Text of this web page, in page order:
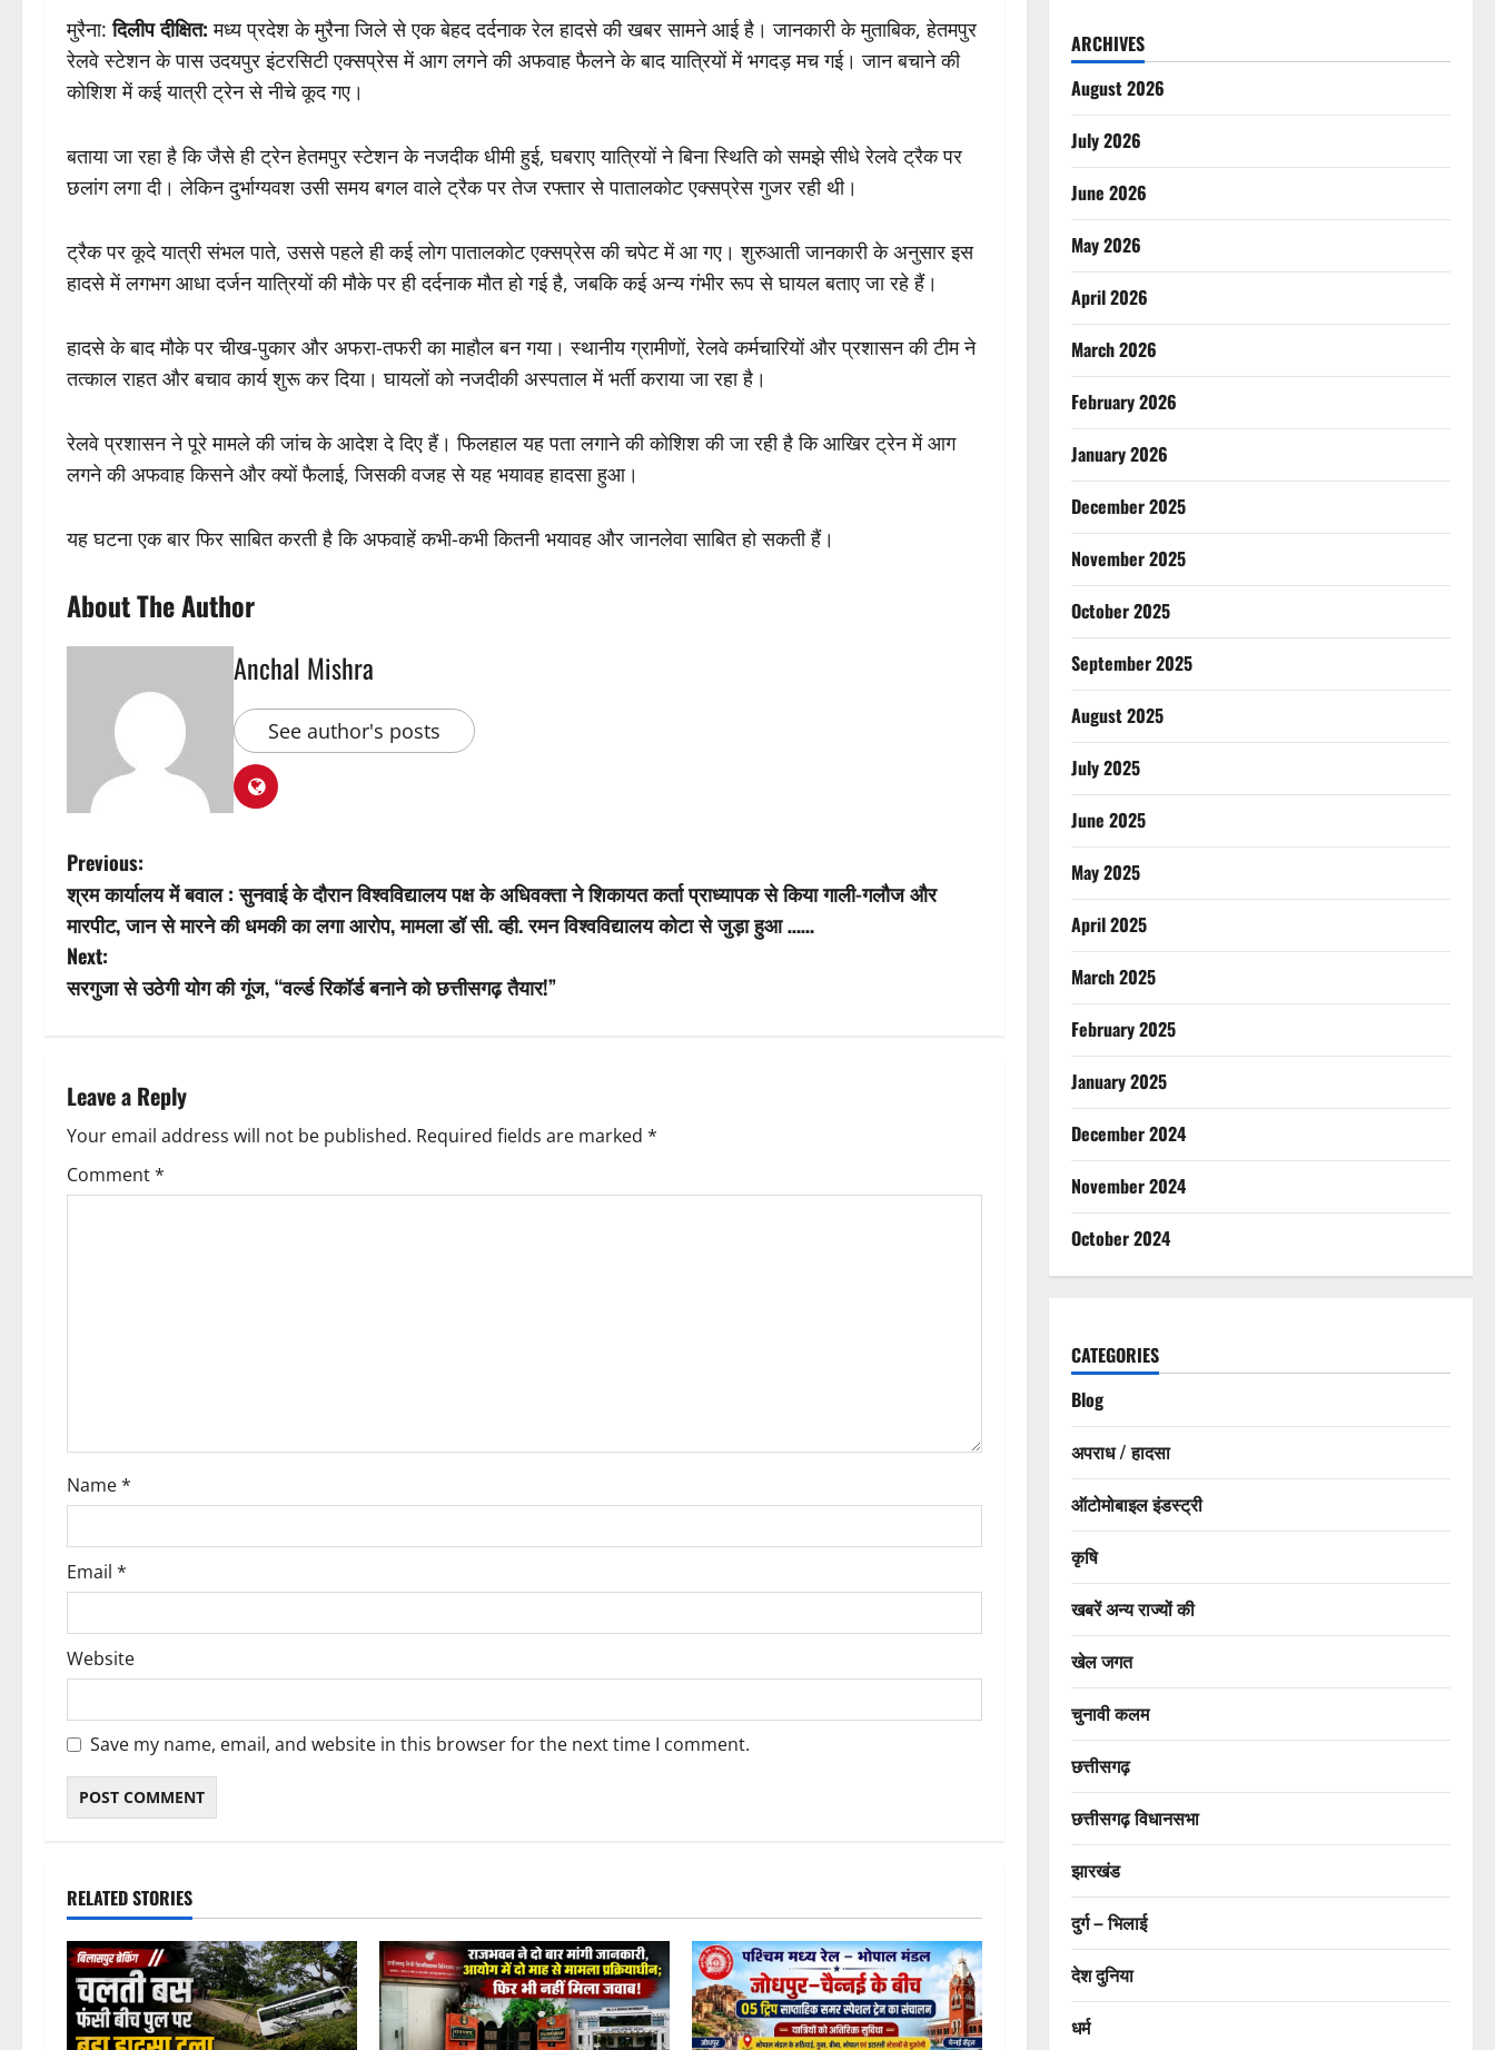
मुरैना:दिलीप दीक्षित: मध्य प्रदेश के मुरैना जिले से एक बेहद दर्दनाक रेल हादसे की खबर सामने आई है। जानकारी के मुताबिक, हेतमपुर
रेलवे स्टेशन के पास उदयपुर इंटरसिटी एक्सप्रेस में आग लगने की अफवाह फैलने के बाद यात्रियों में भगदड़ मच गई। जान बचाने की
कोशिश में कई यात्री ट्रेन से नीचे कूद गए।
बताया जा रहा है कि जैसे ही ट्रेन हेतमपुर स्टेशन के नजदीक धीमी हुई, घबराए यात्रियों ने बिना स्थिति को समझे सीधे रेलवे ट्रैक पर
छलांग लगा दी। लेकिन दुर्भाग्यवश उसी समय बगल वाले ट्रैक पर तेज रफ्तार से पातालकोट एक्सप्रेस गुजर रही थी।
ट्रैक पर कूदे यात्री संभल पाते, उससे पहले ही कई लोग पातालकोट एक्सप्रेस की चपेट में आ गए। शुरुआती जानकारी के अनुसार इस
हादसे में लगभग आधा दर्जन यात्रियों की मौके पर ही दर्दनाक मौत हो गई है, जबकि कई अन्य गंभीर रूप से घायल बताए जा रहे हैं।
हादसे के बाद मौके पर चीख-पुकार और अफरा-तफरी का माहौल बन गया। स्थानीय ग्रामीणों, रेलवे कर्मचारियों और प्रशासन की टीम ने
तत्काल राहत और बचाव कार्य शुरू कर दिया। घायलों को नजदीकी अस्पताल में भर्ती कराया जा रहा है।
रेलवे प्रशासन ने पूरे मामले की जांच के आदेश दे दिए हैं। फिलहाल यह पता लगाने की कोशिश की जा रही है कि आखिर ट्रेन में आग
लगने की अफवाह किसने और क्यों फैलाई, जिसकी वजह से यह भयावह हादसा हुआ।
यह घटना एक बार फिर साबित करती है कि अफवाहें कभी-कभी कितनी भयावह और जानलेवा साबित हो सकती हैं।
About The Author
Anchal Mishra
See author's posts
P
o
s
t
a
v
i
n
Previous:
श्रम कार्यालय में बवाल : सुनवाई के दौरान विश्वविद्यालय पक्ष के अधिवक्ता ने शिकायत कर्ता प्राध्यापक से किया गाली-गलौज और
मारपीट, जान से मारने की धमकी का लगा आरोप, मामला डॉ सी. व्ही. रमन विश्वविद्यालय कोटा से जुड़ा हुआ ……
Next:
सरगुजा से उठेगी योग की गूंज, “वर्ल्ड रिकॉर्ड बनाने को छत्तीसगढ़ तैयार!”
Leave a Reply
Your email address will not be published. Required fields are marked *
Comment*
Name*
Email *
Website
Save my name, email, and website in this browser for the next time I comment.
RELATED STORIES
ARCHIVES
August 2026
July 2026
June 2026
May 2026
April 2026
March 2026
February 2026
January 2026
December 2025
November 2025
October 2025
September 2025
August 2025
July 2025
June 2025
May 2025
April 2025
March 2025
February 2025
January 2025
December 2024
November 2024
October 2024
CATEGORIES
Blog
अपराध / हादसा
ऑटोमोबाइल इंडस्ट्री
कृषि
खबरें अन्य राज्यों की
खेल जगत
चुनावी कलम
छत्तीसगढ़
छत्तीसगढ़ विधानसभा
झारखंड
दुर्ग – भिलाई
देश दुनिया
धर्म